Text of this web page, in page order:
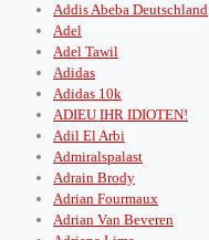
Addis Abeba Deutschland
Adel
Adel Tawil
Adidas
Adidas 10k
ADIEU IHR IDIOTEN!
Adil El Arbi
Admiralspalast
Adrain Brody
Adrian Fourmaux
Adrian Van Beveren